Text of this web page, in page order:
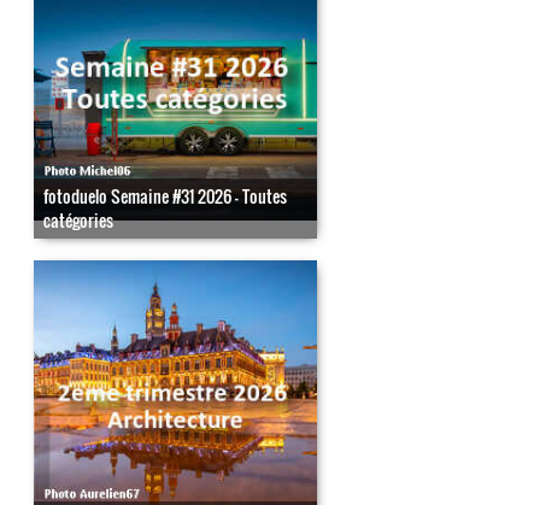
fotoduelo Semaine #31 2026 - Toutes
catégories